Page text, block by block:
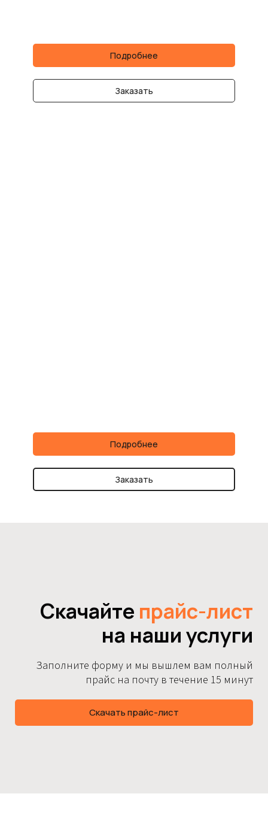
Подробнее
Заказать
Подробнее
Заказать
Скачайте прайс-лист
на наши услуги
Заполните форму и мы вышлем вам полный
прайс на почту в течение 15 минут
Скачать прайс-лист